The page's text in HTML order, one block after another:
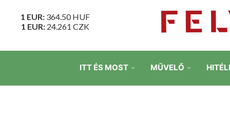
1 EUR: 364.50HUF
1 EUR: 24.261 CZK
ITT ÉS MOST MŰVELŐ